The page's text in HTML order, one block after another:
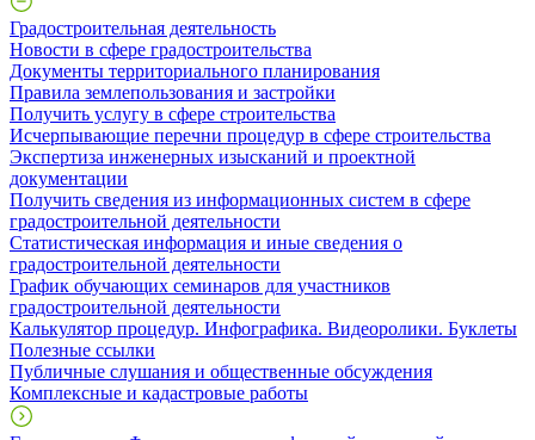
Градостроительная деятельность
Новости в сфере градостроительства
Документы территориального планирования
Правила землепользования и застройки
Получить услугу в сфере строительства
Исчерпывающие перечни процедур в сфере строительства
Экспертиза инженерных изысканий и проектной
документации
Получить сведения из информационных систем в сфере
градостроительной деятельности
Статистическая информация и иные сведения о
градостроительной деятельности
График обучающих семинаров для участников
градостроительной деятельности
Калькулятор процедур. Инфографика. Видеоролики. Буклеты
Полезные ссылки
Публичные слушания и общественные обсуждения
Комплексные и кадастровые работы